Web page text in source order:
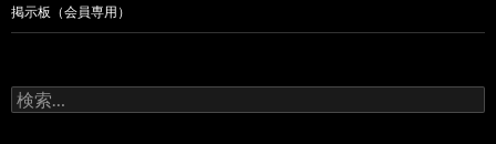
掲示板（会員専用）
検
索: